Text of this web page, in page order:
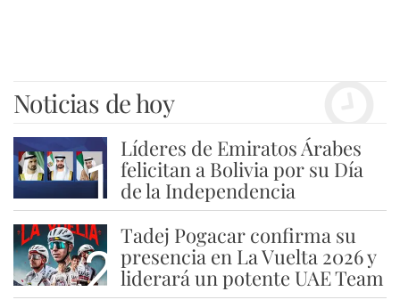
Noticias de hoy
1
Líderes de Emiratos Árabes
felicitan a Bolivia por su Día
de la Independencia
2
Tadej Pogacar confirma su
presencia en La Vuelta 2026 y
liderará un potente UAE Team